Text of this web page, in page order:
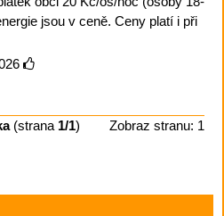
jsou v ceně. Ceny platí i při
(strana 1/1) Zobraz stranu: 1